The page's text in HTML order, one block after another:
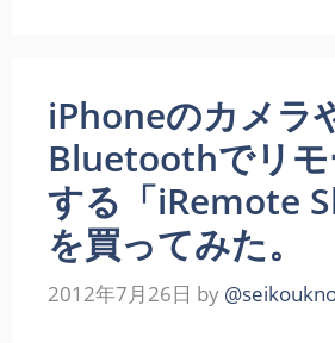
iPhoneのカメラ
Bluetoothでリモ
する「iRemote
を買ってみた。
2012年7月26日 by